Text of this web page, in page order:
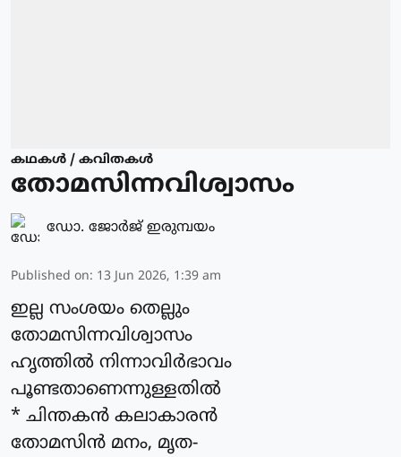
കഥകള്‍ / കവിതകള്‍
തോമസിന്നവിശ്വാസം
ഡോ. ജോര്‍ജ് ഇരുമ്പയം
Published on: 13 Jun 2026, 1:39 am
ഇല്ല സംശയം തെല്ലും
തോമസിന്നവിശ്വാസം
ഹൃത്തിൽ നിന്നാവിർഭാവം
പൂണ്ടതാണെന്നുള്ളതിൽ
* ചിന്തകൻ കലാകാരൻ
തോമസിൻ മനം, മൃത-